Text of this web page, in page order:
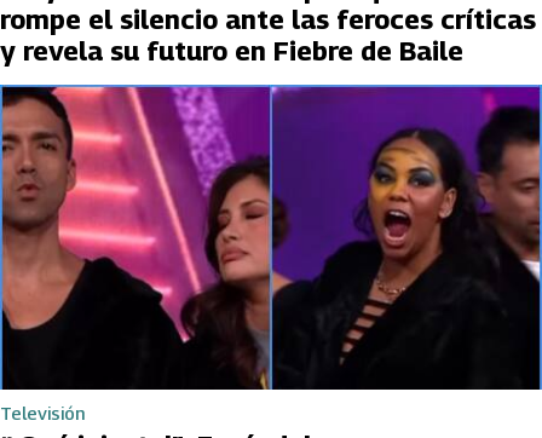
rompe el silencio ante las feroces críticas
y revela su futuro en Fiebre de Baile
Televisión